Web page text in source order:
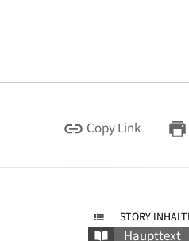
Copy Link
STORY
Haupttext